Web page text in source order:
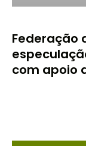
Federação
com apoio